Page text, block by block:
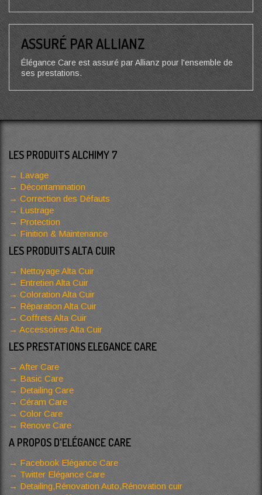
ASSURÉ PAR ALLIANZ
Élégance Care est assuré par Allianz pour l'ensemble de
ses prestations.
LES PRODUITS ALCHIMY 7
Lavage
Décontamination
Correction des Défauts
Lustrage
Protection
Finition & Maintenance
LES PRODUITS ALTA CUIR
Nettoyage Alta Cuir
Entretien Alta Cuir
Coloration Alta Cuir
Réparation Alta Cuir
Coffrets Alta Cuir
Accessoires Alta Cuir
LES PRESTATIONS ELEGANCE CARE
After Care
Basic Care
Detailing Care
Céram Care
Color Care
Renove Care
A PROPOS D'ELÉGANCE CARE
Facebook Elégance Care
Twitter Elégance Care
Detailing,Rénovation Auto,Rénovation cuir